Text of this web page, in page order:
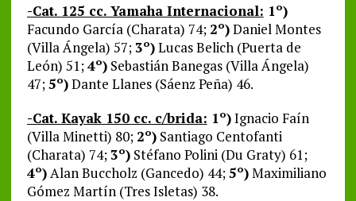
-Cat. 125 cc. Yamaha Internacional: 1º)
Facundo García (Charata) 74; 2º)Daniel Montes
(Villa Ángela) 57;3º)Lucas Belich (Puerta de
León) 51;4º)Sebastián Banegas (Villa Ángela)
47;5º)Dante Llanes (Sáenz Peña) 46.
-Cat. Kayak 150 cc. c/brida: 1º)Ignacio Faín
(Villa Minetti) 80; 2º)Santiago Centofanti
(Charata) 74;3º)Stéfano Polini (Du Graty) 61;
4º)Alan Buccholz (Gancedo) 44;5º)Maximiliano
Gómez Martín (Tres Isletas) 38.